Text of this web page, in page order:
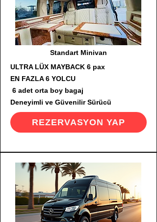
Standart Minivan
ULTRA LÜX MAYBACK 6 pax
EN FAZLA 6 YOLCU
6 adet orta boy bagaj
Deneyimli ve Güvenilir Sürücü
REZERVASYON YAP